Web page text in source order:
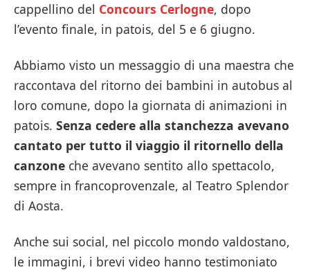
cappellino del Concours Cerlogne, dopo
l’evento finale, in patois, del 5 e 6 giugno.
Abbiamo visto un messaggio di una maestra che
raccontava del ritorno dei bambini in autobus al
loro comune, dopo la giornata di animazioni in
patois. Senza cedere alla stanchezza avevano
cantato per tutto il viaggio il ritornello della
canzone che avevano sentito allo spettacolo,
sempre in francoprovenzale, al Teatro Splendor
di Aosta.
Anche sui social, nel piccolo mondo valdostano,
le immagini, i brevi video hanno testimoniato